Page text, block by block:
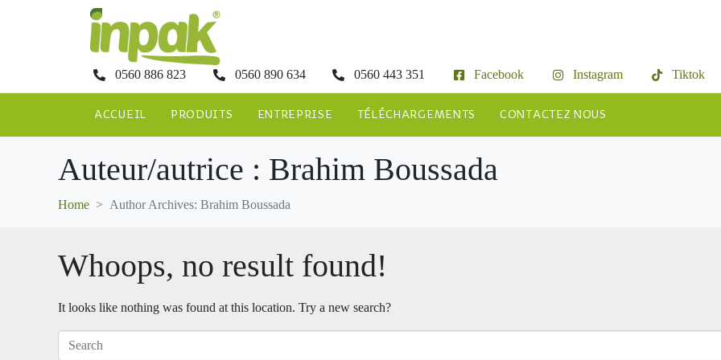
0560 886 823 0560 890 634 0560 443 351 Facebook Instagram Tiktok
ACCUEIL PRODUITS ENTREPRISE TÉLÉCHARGEMENTS CONTACTEZ NOUS
Auteur/autrice : Brahim Boussada
Home Author Archives: Brahim Boussada
Whoops, no result found!
It looks like nothing was found at this location. Try a new search?